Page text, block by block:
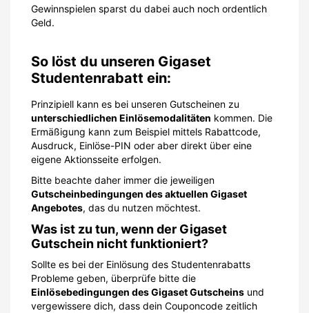
Gewinnspielen sparst du dabei auch noch ordentlich
Geld.
So löst du unseren Gigaset
Studentenrabatt ein:
Prinzipiell kann es bei unseren Gutscheinen zu
unterschiedlichen Einlösemodalitäten kommen. Die
Ermäßigung kann zum Beispiel mittels Rabattcode,
Ausdruck, Einlöse-PIN oder aber direkt über eine
eigene Aktionsseite erfolgen.
Bitte beachte daher immer die jeweiligen
Gutscheinbedingungen des aktuellen Gigaset
Angebotes, das du nutzen möchtest.
Was ist zu tun, wenn der Gigaset
Gutschein nicht funktioniert?
Sollte es bei der Einlösung des Studentenrabatts
Probleme geben, überprüfe bitte die
Einlösebedingungen des Gigaset Gutscheins und
vergewissere dich, dass dein Couponcode zeitlich